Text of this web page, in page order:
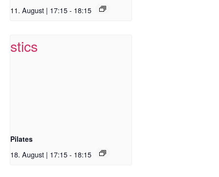
11. August | 17:15- 18:15
Pilates
18. August | 17:15- 18:15